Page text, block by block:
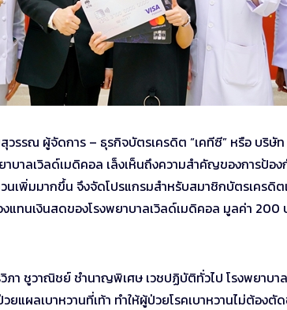
รรณ ผู้จัดการ – ธุรกิจบัตรเครดิต “เคทีซี” หรือ บริ
าบาลเวิลด์เมดิคอล เล็งเห็นถึงความสำคัญของการป้อ
นเพิ่มมากขึ้น จึงจัดโปรแกรมสำหรับสมาชิกบัตรเครดิ
แทนเงินสดของโรงพยาบาลเวิลด์เมดิคอล มูลค่า
า ชูวาณิชย์ ชำนาญพิเศษ เวชปฏิบัติทั่วไป โรงพยาบา
แผลเบาหวานที่เท้า ทำให้ผู้ป่วยโรคเบาหวานไม่ต้องตั